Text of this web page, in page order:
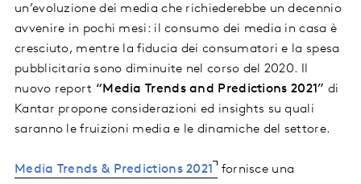
un’evoluzione dei media che richiederebbe un decennio
avvenire in pochi mesi: il consumo dei media in casa è
cresciuto, mentre la fiducia dei consumatori e la spesa
pubblicitaria sono diminuite nel corso del 2020. Il
nuovo report “Media Trends and Predictions 2021” di
Kantar propone considerazioni ed insights su quali
saranno le fruizioni media e le dinamiche del settore.
Media Trends & Predictions 2021
fornisce una